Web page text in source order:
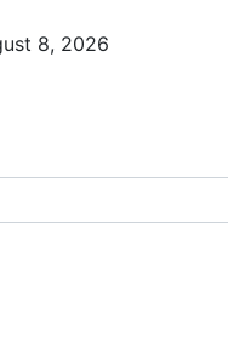
8, 2026
চেতনায় উদ্বুদ্ধ